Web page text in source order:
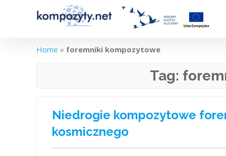
Home » foremniki kompozytowe
Tag:
Niedrogie kompozytowe
kosmicznego